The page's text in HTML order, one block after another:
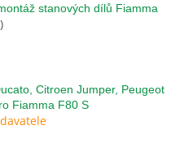
stanových dílů Fiamma
Citroen Jumper, Peugeot
Fiamma F80 S